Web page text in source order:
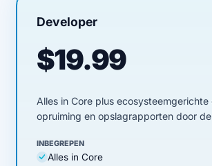
Developer
$19.99
Alles in Core plus ecosysteemgerichte
opruiming en opslagrapporten door
INBEGREPEN
Alles in Core